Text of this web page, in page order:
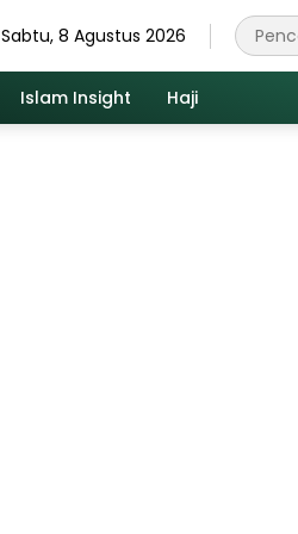
Sabtu, 8 Agustus 2026
Islam Insight Haji